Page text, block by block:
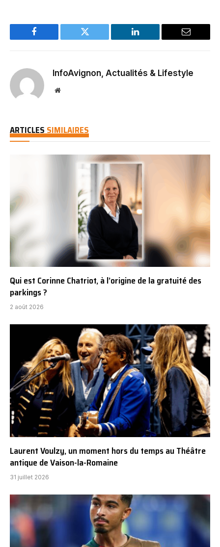
Facebook Twitter LinkedIn Email
InfoAvignon, Actualités & Lifestyle
Website
ARTICLES SIMILAIRES
Qui est Corinne Chatriot, à l’origine de la gratuité des
parkings ?
2 août 2026
Laurent Voulzy, un moment hors du temps au Théâtre
antique de Vaison-la-Romaine
31 juillet 2026